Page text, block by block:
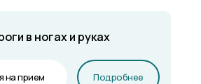
в ногах и руках
Подробнее
на прием